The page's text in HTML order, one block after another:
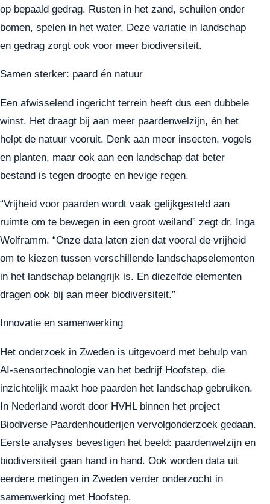
op bepaald gedrag. Rusten in het zand, schuilen onder
bomen, spelen in het water. Deze variatie in landschap
en gedrag zorgt ook voor meer biodiversiteit.
Samen sterker: paard én natuur
Een afwisselend ingericht terrein heeft dus een dubbele
winst. Het draagt bij aan meer paardenwelzijn, én het
helpt de natuur vooruit. Denk aan meer insecten, vogels
en planten, maar ook aan een landschap dat beter
bestand is tegen droogte en hevige regen.
“Vrijheid voor paarden wordt vaak gelijkgesteld aan
ruimte om te bewegen in een groot weiland” zegt dr. Inga
Wolframm. “Onze data laten zien dat vooral de vrijheid
om te kiezen tussen verschillende landschapselementen
in het landschap belangrijk is. En diezelfde elementen
dragen ook bij aan meer biodiversiteit.”
Innovatie en samenwerking
Het onderzoek in Zweden is uitgevoerd met behulp van
AI-sensortechnologie van het bedrijf Hoofstep, die
inzichtelijk maakt hoe paarden het landschap gebruiken.
In Nederland wordt door HVHL binnen het project
Biodiverse Paardenhouderijen vervolgonderzoek gedaan.
Eerste analyses bevestigen het beeld: paardenwelzijn en
biodiversiteit gaan hand in hand. Ook worden data uit
eerdere metingen in Zweden verder onderzocht in
samenwerking met Hoofstep.